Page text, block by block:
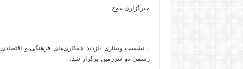
خبرگزاری موج
، نشست وبیناری بازدید همکاری‌های فرهنگی و اقتصادی
رسمی دو سرزمین برگزار شد.